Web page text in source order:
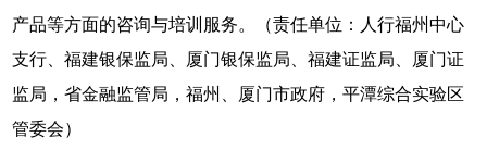
产品等方面的咨询与培训服务。（责任单位：人行福州中心
支行、福建银保监局、厦门银保监局、福建证监局、厦门证
监局，省金融监管局，福州、厦门市政府，平潭综合实验区
管委会）